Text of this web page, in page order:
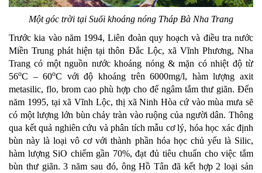
Một góc trời tại Suối khoáng nóng Tháp Bà Nha Trang
Trước kia vào năm 1994, Liên đoàn quy hoạch và điều tra nước
Miền Trung phát hiện tại thôn Đắc Lộc, xã Vĩnh Phương, Nha
Trang có một nguồn nước khoáng nóng & mặn có nhiệt độ từ
56oC – 60oC với độ khoáng trên 6000mg/l, hàm lượng axit
metasilic, flo, brom cao phù hợp cho để ngâm tắm thư giãn. Đến
năm 1995, tại xã Vĩnh Lộc, thị xã Ninh Hòa cứ vào mùa mưa sẽ
có một lượng lớn bùn chảy tràn vào ruộng của người dân. Thông
qua kết quả nghiên cứu và phân tích mẫu cơ lý, hóa học xác định
bùn này là loại vô cơ với thành phần hóa học chủ yếu là Silic,
hàm lượng SiO chiếm gần 70%, đạt đủ tiêu chuẩn cho việc tắm
bùn thư giãn. 3 năm sau đó, ông Hồ Tân đã kết hợp 2 loại sản